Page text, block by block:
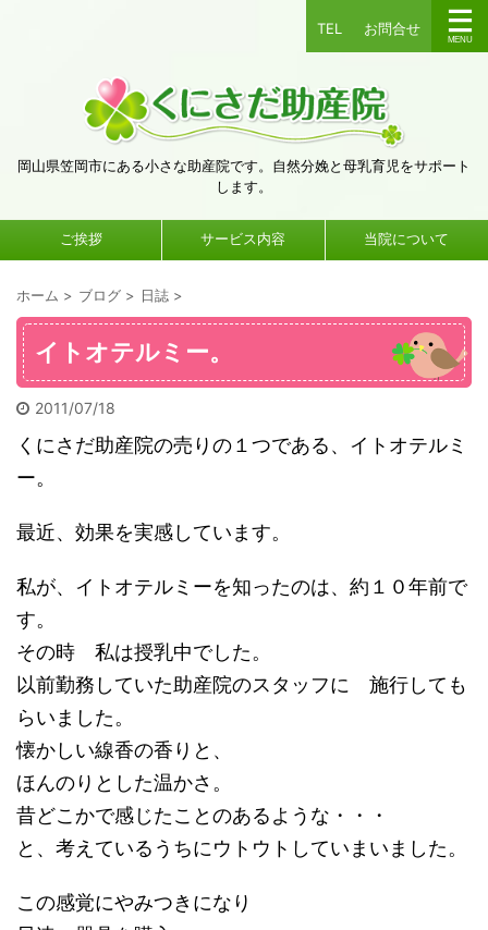
TEL お問合せ
岡山県笠岡市にある小さな助産院です。自然分娩と母乳育児をサポート
します。
ご挨拶 サービス内容 当院について
ホーム > ブログ > 日誌 >
イトオテルミー。
2011/07/18
くにさだ助産院の売りの１つである、イトオテルミ
ー。
最近、効果を実感しています。
私が、イトオテルミーを知ったのは、約１０年前で
す。
その時 私は授乳中でした。
以前勤務していた助産院のスタッフに 施行しても
らいました。
懐かしい線香の香りと、
ほんのりとした温かさ。
昔どこかで感じたことのあるような・・・
と、考えているうちにウトウトしていまいました。
この感覚にやみつきになり